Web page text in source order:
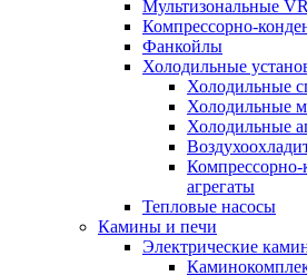
Мультизональные
Компрессорно-
Фанкойлы
Холодильные
Холодильные
Холодильные
Холодильные
Компрессорно-
агрегаты
Тепловые насосы
Камины и печи
Электрические